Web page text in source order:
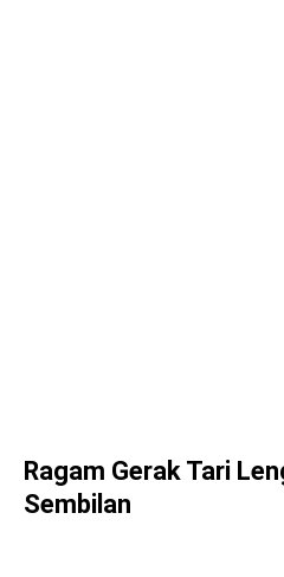
Ragam Gerak Tari
Sembilan